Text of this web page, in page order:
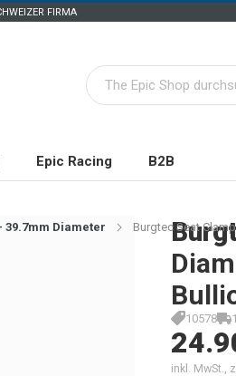
FIRMA
Epic Racing B2B
39.7mm Diameter Burgtec Seat
10578
inkl. MwSt.,